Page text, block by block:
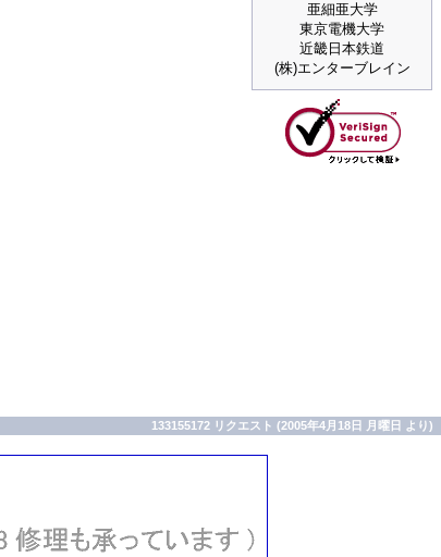
亜細亜大学
東京電機大学
近畿日本鉄道
(株)エンターブレイン
133155172 リクエスト (2005年4月18日 月曜日 より)